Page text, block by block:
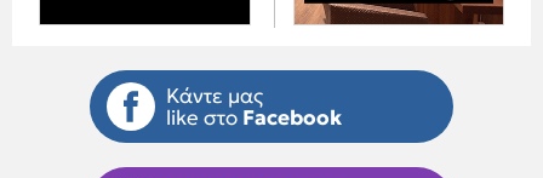
Κάντε μας
like στο Facebook